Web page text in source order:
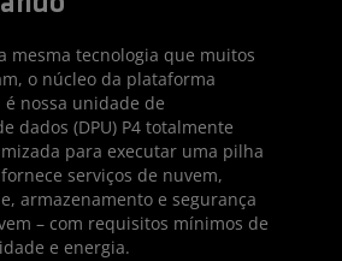
mesma tecnologia que muitos
o núcleo da plataforma
nossa unidade de
dados (DPU) P4 totalmente
para executar uma pilha
serviços de nuvem,
armazenamento e segurança
– com requisitos mínimos de
e energia.